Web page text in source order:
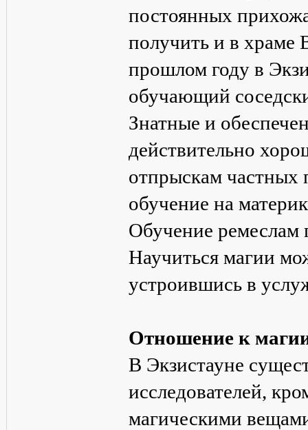
постоянных
получить и в храме
прошлом году в
обучающий
Знатные и
действительно
отпрыскам частных
обучение на
Обучение ремеслам
Научиться магии
устроившись в
Отношение к
В Экзистауне
исследователей,
магическими